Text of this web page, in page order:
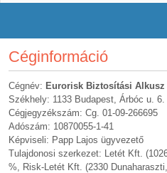
Céginformáció
Cégnév: Eurorisk Biztosítási Alkusz
Székhely: 1133 Budapest, Árbóc u. 6.
Cégjegyzékszám: Cg. 01-09-266695
Adószám: 10870055-1-41
Képviseli: Papp Lajos ügyvezető
Tulajdonosi szerkezet: Letét Kft.
%, Risk-Letét Kft. (2330